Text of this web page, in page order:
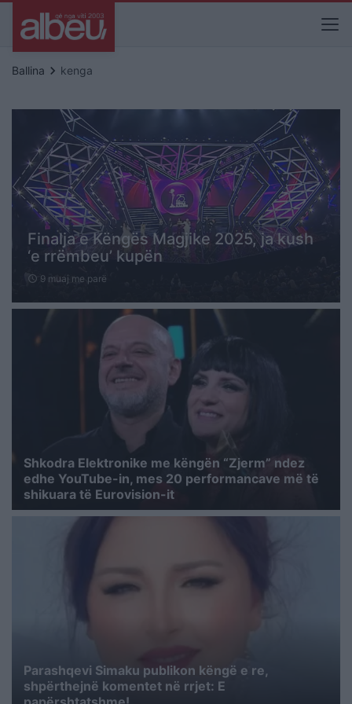
Ballina keyboard_arrow_right kenga
Finalja e Këngës Magjike 2025, ja kush
‘e rrëmbeu’ kupën
schedule 9 muaj me parë
Shkodra Elektronike me këngën “Zjerm” ndez
edhe YouTube-in, mes 20 performancave më të
shikuara të Eurovision-it
Parashqevi Simaku publikon këngë e re,
shpërthejnë komentet në rrjet: E